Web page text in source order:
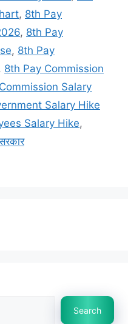
, 8th Pay
, 8th Pay
, 8th Pay
8th Pay Commission
Salary
Salary Hike
Salary Hike,
Search